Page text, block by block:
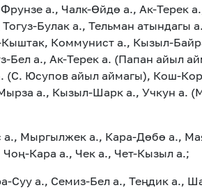
а., Чалк-Өйдө а., Ак-Терек
Булак а., Тельман атындагы
Коммунист а., Кызыл-
а., Ак-Терек а. (Папан айыл
(С. Юсупов айыл аймагы), Кош-
а., Кызыл-Шарк а., Учкун а.
Мыргылжек а., Кара-Дөбө а.,
Кара а., Чек а., Чет-Кызыл а.;
Суу а., Семиз-Бел а., Теңдик а.,